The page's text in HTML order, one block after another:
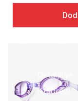
Detaljnije
Uporedi